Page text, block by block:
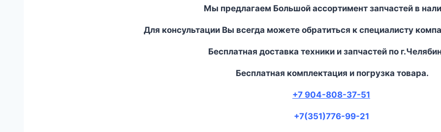
Мы предлагаем Большой ассортимент запчастей в
Для консультации Вы всегда можете обратиться к специалисту
Бесплатная доставка техники и запчастей по
Бесплатная комплектация и погрузка товара.
+7 904-808-37-51
+7(351)776-99-21